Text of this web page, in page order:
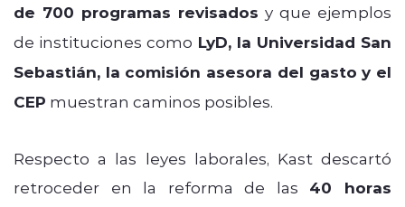
de 700 programas revisados y que ejemplos
de instituciones como LyD, la Universidad San
Sebastián, la comisión asesora del gasto y el
CEP muestran caminos posibles.
Respecto a las leyes laborales, Kast descartó
retroceder en la reforma de las 40 horas